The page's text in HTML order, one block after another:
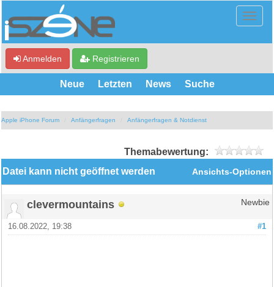
Anmelden Registrieren
Neue Letzten News Suche
Apple iPhone Forum Anfängerfragen Anfängerfragen & Notdienst
Themabewertung:
Ansichts-Optionen
Datei kann nicht geöffnet werden
clevermountains Newbie
#1
16.08.2022, 19:38